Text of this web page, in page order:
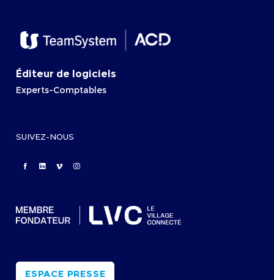
Éditeur de logiciels
Experts-Comptables
SUIVEZ-NOUS
ESPACE PRESSE